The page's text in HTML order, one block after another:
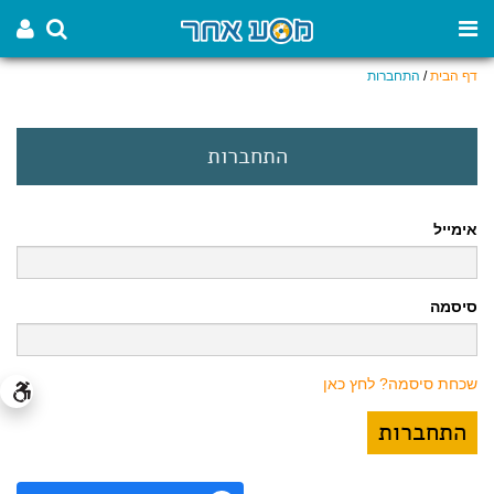
דף הבית/ התחברות
התחברות
אימייל
סיסמה
שכחת סיסמה? לחץ כאן